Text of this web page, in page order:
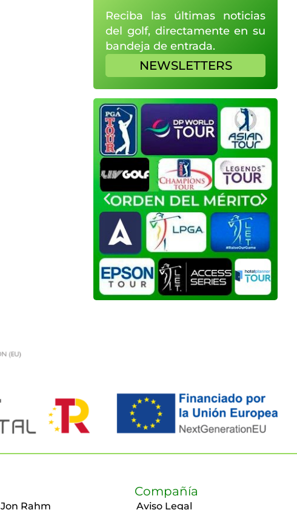
Reciba las últimas noticias
del golf, directamente en su
bandeja de entrada.
NEWSLETTERS
Jon Rahm
Compañía
Aviso Legal